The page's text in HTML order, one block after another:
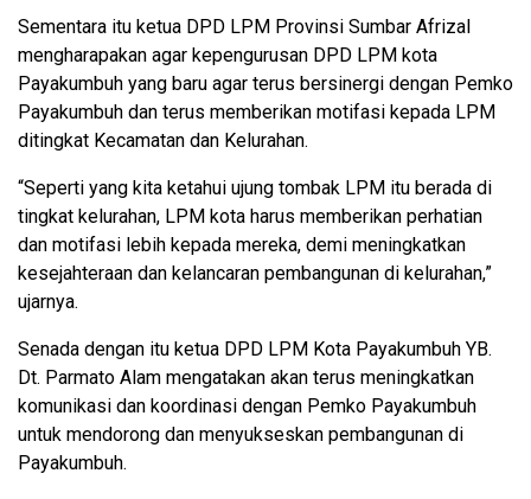
Sementara itu ketua DPD LPM Provinsi Sumbar Afrizal
mengharapakan agar kepengurusan DPD LPM kota
Payakumbuh yang baru agar terus bersinergi dengan Pemko
Payakumbuh dan terus memberikan motifasi kepada LPM
ditingkat Kecamatan dan Kelurahan.
“Seperti yang kita ketahui ujung tombak LPM itu berada di
tingkat kelurahan, LPM kota harus memberikan perhatian
dan motifasi lebih kepada mereka, demi meningkatkan
kesejahteraan dan kelancaran pembangunan di kelurahan,”
ujarnya.
Senada dengan itu ketua DPD LPM Kota Payakumbuh YB.
Dt. Parmato Alam mengatakan akan terus meningkatkan
komunikasi dan koordinasi dengan Pemko Payakumbuh
untuk mendorong dan menyukseskan pembangunan di
Payakumbuh.